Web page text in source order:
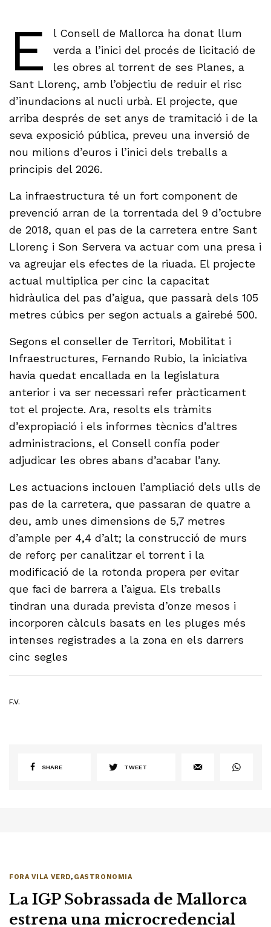
E
l Consell de Mallorca ha donat llum
verda a l’inici del procés de licitació de
les obres al torrent de ses Planes, a
Sant Llorenç, amb l’objectiu de reduir el risc
d’inundacions al nucli urbà. El projecte, que
arriba després de set anys de tramitació i de la
seva exposició pública, preveu una inversió de
nou milions d’euros i l’inici dels treballs a
principis del 2026.
La infraestructura té un fort component de
prevenció arran de la torrentada del 9 d’octubre
de 2018, quan el pas de la carretera entre Sant
Llorenç i Son Servera va actuar com una presa i
va agreujar els efectes de la riuada. El projecte
actual multiplica per cinc la capacitat
hidràulica del pas d’aigua, que passarà dels 105
metres cúbics per segon actuals a gairebé 500.
Segons el conseller de Territori, Mobilitat i
Infraestructures, Fernando Rubio, la iniciativa
havia quedat encallada en la legislatura
anterior i va ser necessari refer pràcticament
tot el projecte. Ara, resolts els tràmits
d’expropiació i els informes tècnics d’altres
administracions, el Consell confia poder
adjudicar les obres abans d’acabar l’any.
Les actuacions inclouen l’ampliació dels ulls de
pas de la carretera, que passaran de quatre a
deu, amb unes dimensions de 5,7 metres
d’ample per 4,4 d’alt; la construcció de murs
de reforç per canalitzar el torrent i la
modificació de la rotonda propera per evitar
que faci de barrera a l’aigua. Els treballs
tindran una durada prevista d’onze mesos i
incorporen càlculs basats en les pluges més
intenses registrades a la zona en els darrers
cinc segles
F.V.
SHARE TWEET
FORA VILA VERD, GASTRONOMIA
La IGP Sobrassada de Mallorca
estrena una microcredencial